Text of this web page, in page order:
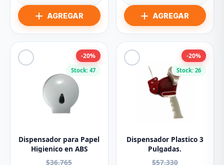
Stock: 47
-20%
Dispensador para Papel
Higienico en ABS
$36.765
Stock: 26
-20%
Dispensador Plastico 3
Pulgadas.
$57.330